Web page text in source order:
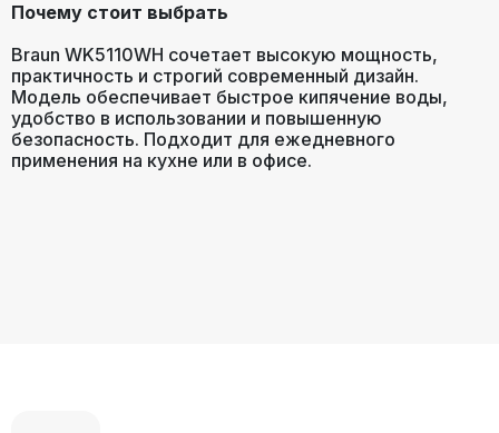
Почему стоит выбрать
Braun WK5110WH сочетает высокую мощность,
практичность и строгий современный дизайн.
Модель обеспечивает быстрое кипячение воды,
удобство в использовании и повышенную
безопасность. Подходит для ежедневного
применения на кухне или в офисе.